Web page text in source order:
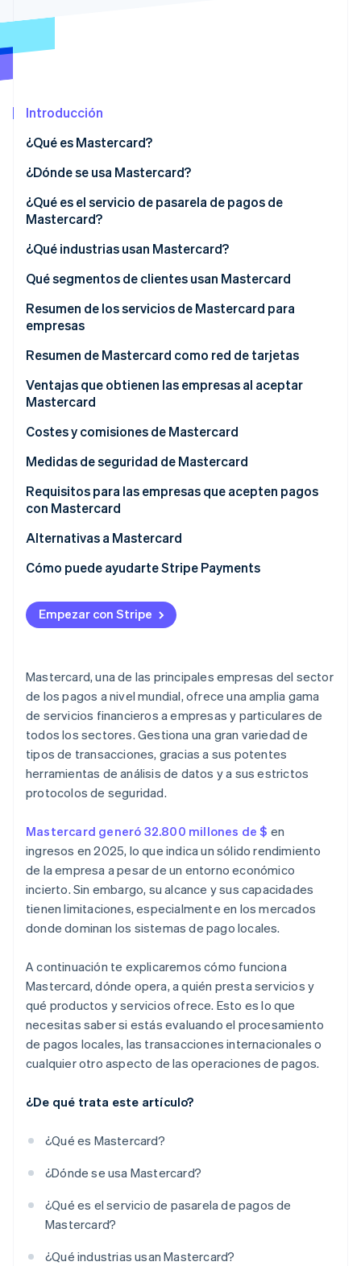
Radar
Eliminación de dióxido de carbono
Identity
Verificación de identidad en línea
Stripe Sessions 2026
para la IA.
Introducción
¿Qué es Mastercard?
¿Qué es Mastercard Send?
¿Dónde se usa Mastercard?
¿Qué es el servicio de pasarela de pagos de
Mastercard?
¿Qué industrias usan Mastercard?
Qué segmentos de clientes usan Mastercard
Titulares de tarjetas para uso personal
Empresas y organizaciones
Resumen de los servicios de Mastercard para
empresas
Resumen de Mastercard como red de tarjetas
Ventajas que obtienen las empresas al aceptar
Mastercard
Costes y comisiones de Mastercard
Para negocios
Para clientes
Medidas de seguridad de Mastercard
Requisitos para las empresas que acepten pagos
con Mastercard
Alternativas a Mastercard
Cómo puede ayudarte Stripe Payments
Empezar con Stripe
Mastercard, una de las principales empresas del sector
de los pagos a nivel mundial, ofrece una amplia gama
de servicios financieros a empresas y particulares de
todos los sectores. Gestiona una gran variedad de
tipos de transacciones, gracias a sus potentes
herramientas de análisis de datos y a sus estrictos
protocolos de seguridad.
Mastercard generó 32.800 millones de $ en
ingresos en 2025, lo que indica un sólido rendimiento
de la empresa a pesar de un entorno económico
incierto. Sin embargo, su alcance y sus capacidades
tienen limitaciones, especialmente en los mercados
donde dominan los sistemas de pago locales.
A continuación te explicaremos cómo funciona
Mastercard, dónde opera, a quién presta servicios y
qué productos y servicios ofrece. Esto es lo que
necesitas saber si estás evaluando el procesamiento
de pagos locales, las transacciones internacionales o
cualquier otro aspecto de las operaciones de pagos.
¿De qué trata este artículo?
¿Qué es Mastercard?
¿Dónde se usa Mastercard?
¿Qué es el servicio de pasarela de pagos de
Mastercard?
¿Qué industrias usan Mastercard?